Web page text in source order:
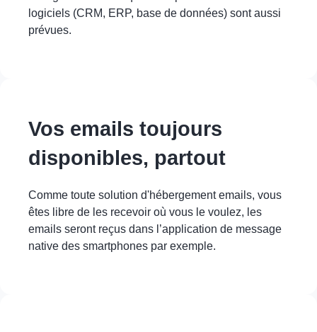
logiciels (CRM, ERP, base de données) sont aussi
prévues.
Vos emails toujours
disponibles, partout
Comme toute solution d'hébergement emails, vous
êtes libre de les recevoir où vous le voulez, les
emails seront reçus dans l’application de message
native des smartphones par exemple.